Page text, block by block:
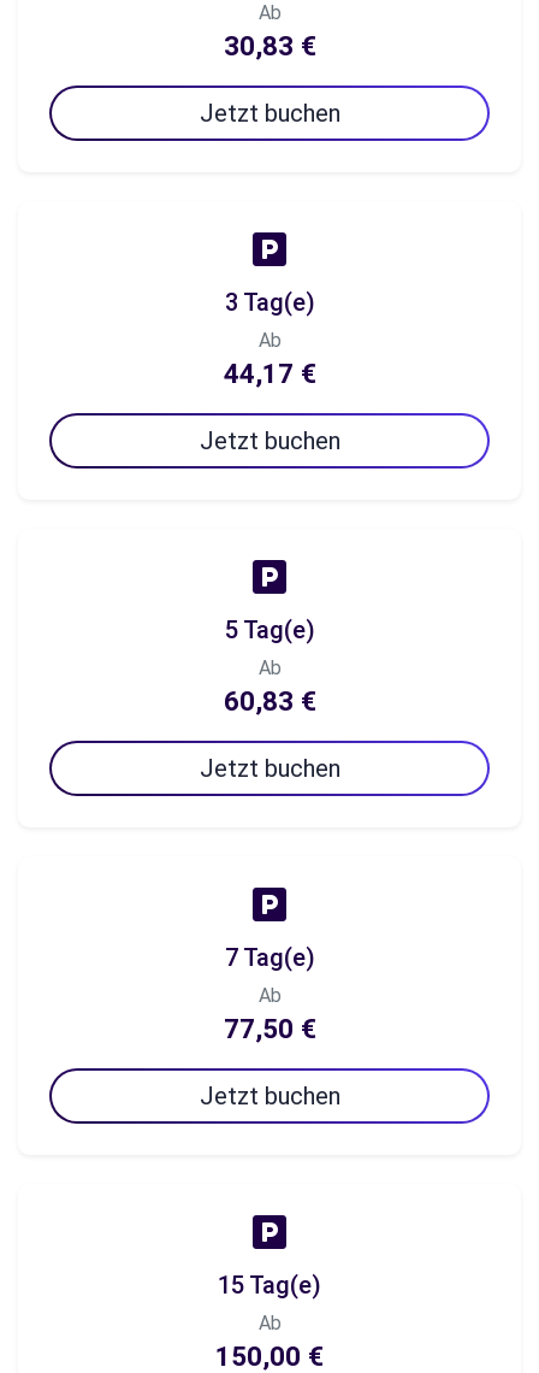
Ab
30,83 €
Jetzt buchen
3 Tag(e)
Ab
44,17 €
Jetzt buchen
5 Tag(e)
Ab
60,83 €
Jetzt buchen
7 Tag(e)
Ab
77,50 €
Jetzt buchen
15 Tag(e)
Ab
150,00 €